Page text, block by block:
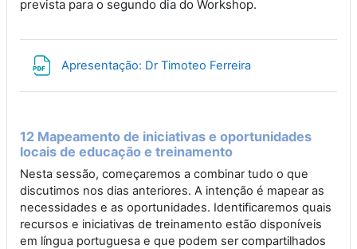
prevista para o segundo dia do Workshop.
Apresentação: Dr Timoteo Ferreira
12 Mapeamento de iniciativas e oportunidades
locais de educação e treinamento
Nesta sessão, começaremos a combinar tudo o que
discutimos nos dias anteriores. A intenção é mapear as
necessidades e as oportunidades. Identificaremos quais
recursos e iniciativas de treinamento estão disponíveis
em língua portuguesa e que podem ser compartilhados